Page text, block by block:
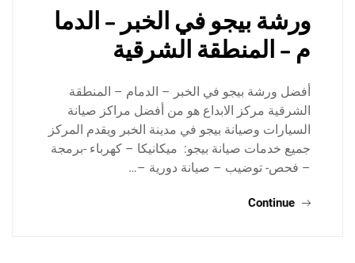
ورشة بيجو في الخبر – الدما
م – المنطقة الشرقية
أفضل ورشة بيجو في الخبر – الدمام – المنطقة
الشرقية مركز الابداع هو من أفضل مراكز صيانة
السيارات وصيانة بيجو في مدينة الخبر ويقدم المركز
جميع خدمات صيانة بيجو: ميكانيكا – كهرباء -برمجة
– فحص- توضيب – صيانة دورية –…
Continue